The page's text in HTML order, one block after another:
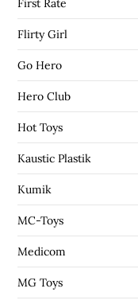
First Rate
Flirty Girl
Go Hero
Hero Club
Hot Toys
Kaustic Plastik
Kumik
MC-Toys
Medicom
MG Toys